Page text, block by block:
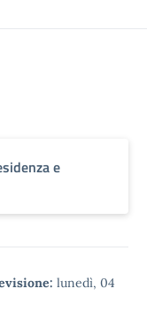
e
lunedì, 04